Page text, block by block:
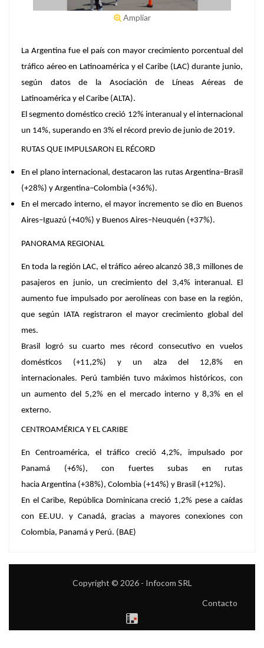
Ampliar
La Argentina fue el país con mayor crecimiento porcentual del
tráfico aéreo en Latinoamérica y el Caribe (LAC) durante junio,
según datos de la Asociación de Líneas Aéreas de
Latinoamérica y el Caribe (ALTA).
El segmento doméstico creció 12% interanual y el internacional
un 14%, superando en 3% el récord previo de junio de 2019.
RUTAS QUE IMPULSARON EL RÉCORD
En el plano internacional, destacaron las rutas Argentina–Brasil
(+28%) y Argentina–Colombia (+36%).
En el mercado interno, el mayor incremento se dio en Buenos
Aires–Iguazú (+40%) y Buenos Aires–Neuquén (+37%).
PANORAMA REGIONAL
En toda la región LAC, el tráfico aéreo alcanzó 38,3 millones de
pasajeros en junio, un crecimiento del 3,4% interanual. El
aumento fue impulsado por aerolíneas con base en la región,
que según IATA registraron el mayor crecimiento global del
mes.
Brasil logró su cuarto mes récord consecutivo en vuelos
domésticos (+11,2%) y un alza del 12,8% en
internacionales. Perú también tuvo máximos históricos, con
un aumento del 5,2% en el mercado interno y 8,3% en el
externo.
CENTROAMÉRICA Y EL CARIBE
En Centroamérica,
el tráfico creció 4,2%, impulsado por
Panamá (+6%), con fuertes subas en rutas
hacia Argentina (+38%), Colombia (+14%) y Brasil (+12%).
En el Caribe, República Dominicana creció 1,2% pese a caídas
con EE.UU. y Canadá, gracias a mayores conexiones con
Colombia, Panamá y Perú. (BAE)
Copyright © 2026 - Infocom SRL
Contacto